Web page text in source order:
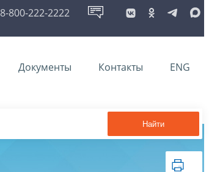
8-800-222-2222
Документы Контакты ENG
Найти